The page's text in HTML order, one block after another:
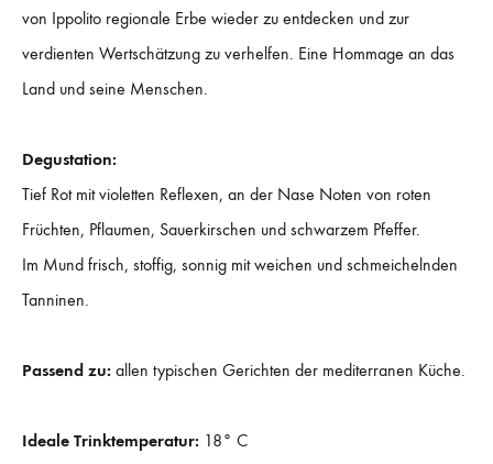
von Ippolito regionale Erbe wieder zu entdecken und zur
verdienten Wertschätzung zu verhelfen. Eine Hommage an das
Land und seine Menschen.
Degustation:
Tief Rot mit violetten Reflexen, an der Nase Noten von roten
Früchten, Pflaumen, Sauerkirschen und schwarzem Pfeffer.
Im Mund frisch, stoffig, sonnig mit weichen und schmeichelnden
Tanninen.
Passend zu: allen typischen Gerichten der mediterranen Küche.
Ideale Trinktemperatur: 18° C